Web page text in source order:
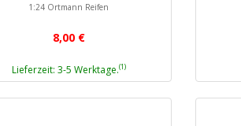
1:24 Ortmann Reifen
8,00 €
Lieferzeit: 3-5 Werktage.(1)